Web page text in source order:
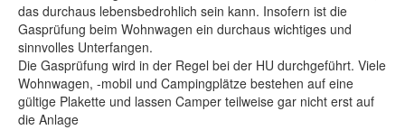
das durchaus lebensbedrohlich sein kann. Insofern ist die
Gasprüfung beim Wohnwagen ein durchaus wichtiges und
sinnvolles Unterfangen.
Die Gasprüfung wird in der Regel bei der HU durchgeführt. Viele
Wohnwagen, -mobil und Campingplätze bestehen auf eine
gültige Plakette und lassen Camper teilweise gar nicht erst auf
die Anlage